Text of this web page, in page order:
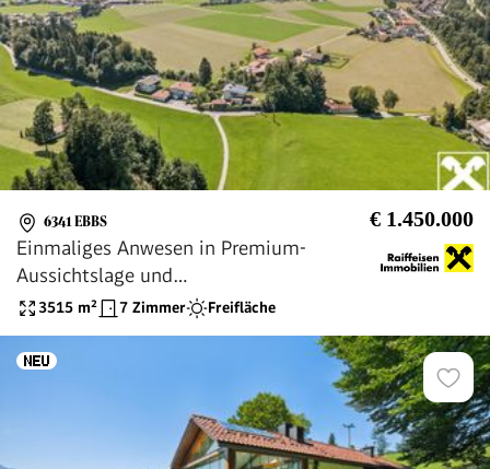
6341 EBBS € 1.450.000
Einmaliges Anwesen in Premium-
Aussichtslage und
Freizeitwohnsitzwidmung
3515 m² 7 Zimmer Freifläche